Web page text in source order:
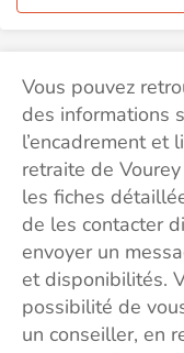
Vous pouvez
des informations
l’encadrement et
retraite de
les fiches
de les contacter
envoyer un
et disponibilités.
possibilité de
un conseiller, en